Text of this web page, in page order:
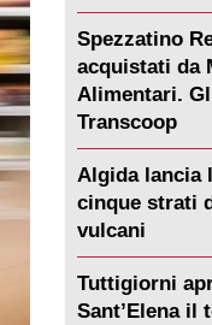
Spezzatino
acquistati da
Alimentari.
Transcoop
Algida lancia
cinque strati
vulcani
Tuttigiorni
Sant’Elena il